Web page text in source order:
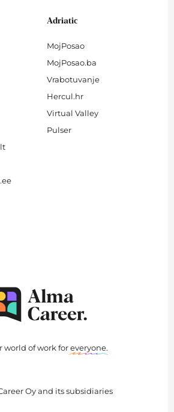
Adriatic
MojPosao
MojPosao.ba
Vrabotuvanje
Hercul.hr
Virtual Valley
Pulser
world of work foreveryone.
Oy and its subsidiaries